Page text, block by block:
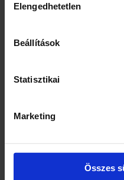
kiválasztása
Elengedhetetlen
Beállítások
Statisztikai
Marketing
Összes
Összetevők
visszahígítva:
Pölöskei
fagyanták
szukralóz,